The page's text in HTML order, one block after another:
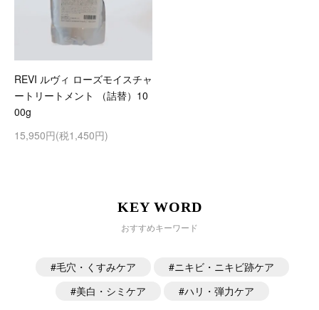
REVI ルヴィ ローズモイスチャ
ートリートメント （詰替）10
00g
15,950円(税1,450円)
KEY WORD
おすすめキーワード
毛穴・くすみケア
ニキビ・ニキビ跡ケア
美白・シミケア
ハリ・弾力ケア